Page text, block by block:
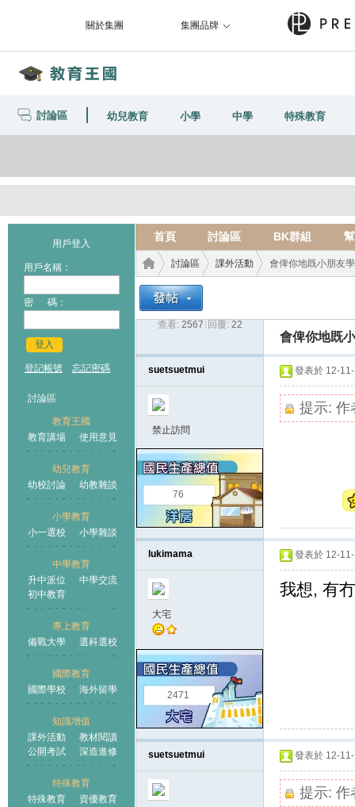
關於集團 集團品牌
討論區 幼兒教育 小學 中學 特殊教育
用戶登入
用戶名稱：
密 碼：
登入
登記帳號 忘記密碼
討論區
教育王國
教育講場
使用意見
幼兒教育
幼校討論
幼教雜談
小學教育
小一選校
小學雜談
中學教育
升中派位
中學交流
初中教育
專上教育
備戰大學
選科選校
國際教育
國際學校
海外留學
知識增值
課外活動
教材閱讀
公開考試
深造進修
特殊教育
特殊教育
資優教育
首頁 討論區 BK群組
王國
›
討論區
›
課外活動 會俾你地既小朋友
查看: 2567 回覆: 22
會俾你地既
suetsuetmui
禁止訪問
76
發表於 12-
提示: 作
lukimama
大宅
2471
發表於 12-
我想, 有
suetsuetmui 發表於 12-
提示: 作